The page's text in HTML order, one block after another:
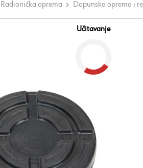
Radionička oprema Dopunska oprema i
Učitavanje